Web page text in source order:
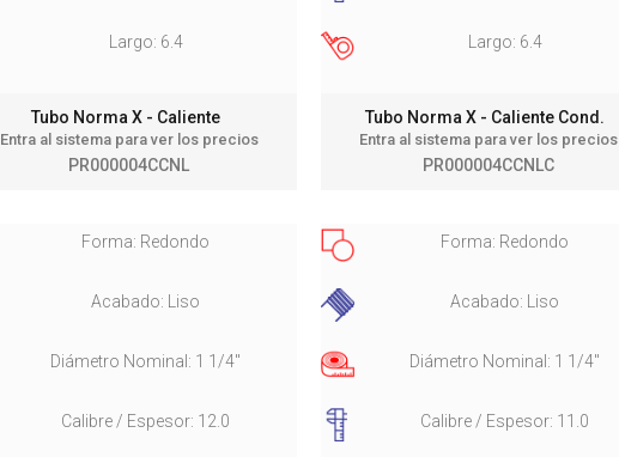
Largo: 6.4
Tubo Norma X - Caliente
Entra al sistema para ver los precios
PR000004CCNL
Largo: 6.4
Tubo Norma X - Caliente Cond.
Entra al sistema para ver los precios
PR000004CCNLC
Forma: Redondo
Acabado: Liso
Diámetro Nominal: 1 1/4"
Calibre / Espesor: 12.0
Forma: Redondo
Acabado: Liso
Diámetro Nominal: 1 1/4"
Calibre / Espesor: 11.0